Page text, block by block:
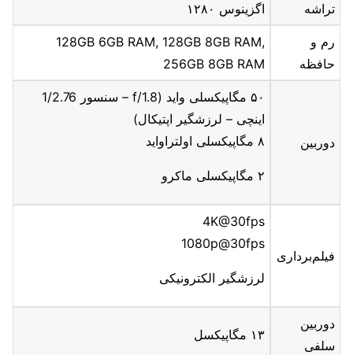
تراشه اگزینوس ۱۲۸۰
رم و
حافظه
128GB 6GB RAM, 128GB 8GB RAM,
256GB 8GB RAM
دوربین
۵۰ مگاپیکسلی واید (f/1.8 – سنسور 1/2.76
اینچی – لرزشگیر اپتیکال)
۸ مگاپیکسلی اولتراواید
۲ مگاپیکسلی ماکرو
فیلم‌برداری
4K@30fps
1080p@30fps
لرزشگیر الکترونیکی
دوربین
سلفی
۱۳ مگاپیکسل